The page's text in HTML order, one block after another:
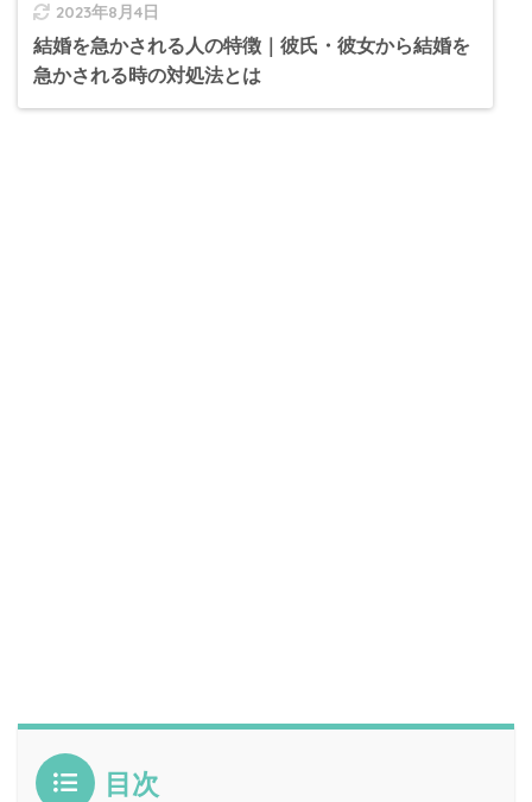
2023年8月4日
結婚を急かされる人の特徴｜彼氏・彼女から結婚を
急かされる時の対処法とは
目次